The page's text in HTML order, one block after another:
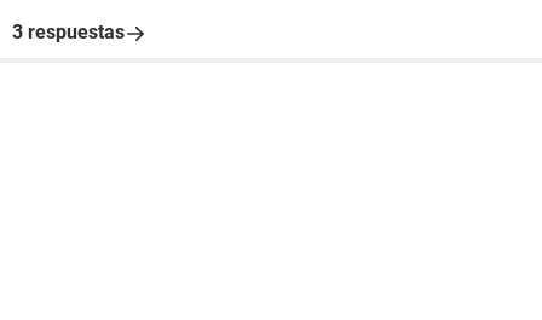
3 respuestas